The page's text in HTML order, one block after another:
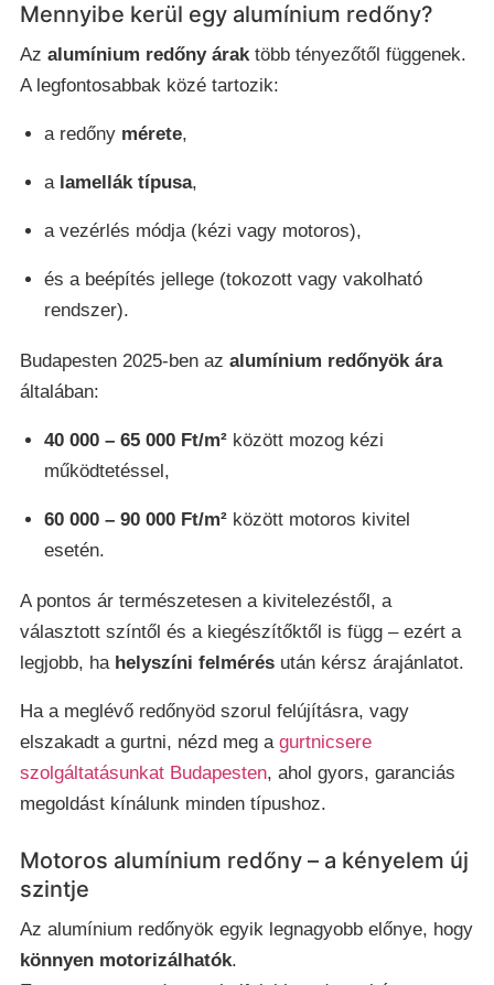
Mennyibe kerül egy alumínium redőny?
Az alumínium redőny áraktöbb tényezőtől függenek.
A legfontosabbak közé tartozik:
a redőny mérete,
a lamellák típusa,
a vezérlés módja (kézi vagy motoros),
és a beépítés jellege (tokozott vagy vakolható
rendszer).
Budapesten 2025-ben az alumínium redőnyök ára
általában:
40 000 – 65 000 Ft/m² között mozog kézi
működtetéssel,
60 000 – 90 000 Ft/m² között motoros kivitel
esetén.
A pontos ár természetesen a kivitelezéstől, a
választott színtől és a kiegészítőktől is függ – ezért a
legjobb, ha helyszíni felmérés után kérsz árajánlatot.
Ha a meglévő redőnyöd szorul felújításra, vagy
elszakadt a gurtni, nézd meg a gurtnicsere
szolgáltatásunkat Budapesten, ahol gyors, garanciás
megoldást kínálunk minden típushoz.
Motoros alumínium redőny – a kényelem új
szintje
Az alumínium redőnyök egyik legnagyobb előnye, hogy
könnyen motorizálhatók.